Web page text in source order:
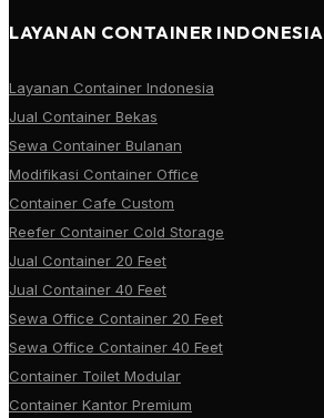
LAYANAN CONTAINER INDONESIA
Layanan Container Indonesia
Jual Container Bekas
Sewa Container Bulanan
Modifikasi Container Office
Container Cafe Custom
Reefer Container Cold Storage
Jual Container 20 Feet
Jual Container 40 Feet
Sewa Office Container 20 Feet
Sewa Office Container 40 Feet
Container Toilet Modular
Container Kantor Premium